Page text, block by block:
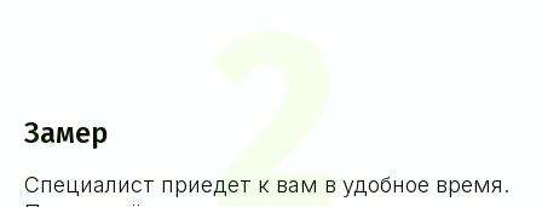
Замер
Специалист приедет к вам в удобное время.
2